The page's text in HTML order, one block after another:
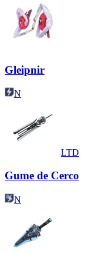
Gleipnir
N
LTD
Gume de Cerco
N